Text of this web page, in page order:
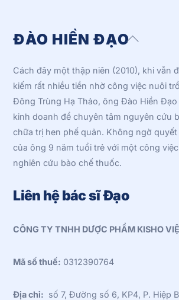
Back
Top
ĐÀO HIỀN ĐẠO
Cách đây một thập niên (2010), khi vẫn
kiếm rất nhiều tiền nhờ công việc nuôi
Đông Trùng Hạ Thảo, ông Đào Hiền Đạo
kinh doanh để chuyên tâm nguyên cứu
chữa trị hen phế quản. Không ngờ
của ông 9 năm tuổi trẻ với một công
nghiên cứu bào chế thuốc.
Liên hệ bác sĩ Đạo
CÔNG TY TNHH DƯỢC PHẨM KISHO
Mã số thuế: 0312390764
Địa chỉ: số 7, Đường số 6, KP4, P. Hiệp